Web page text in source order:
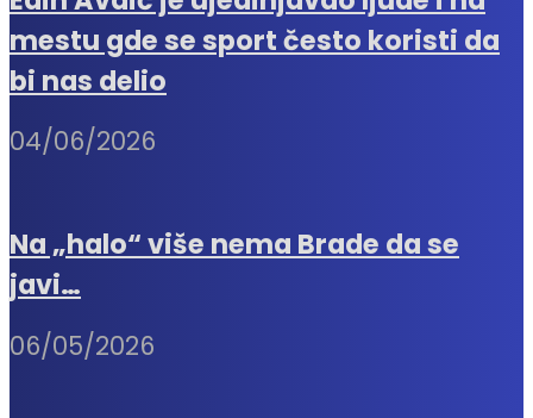
mestu gde se sport često koristi da
bi nas delio
04/06/2026
Na „halo“ više nema Brade da se
javi…
06/05/2026